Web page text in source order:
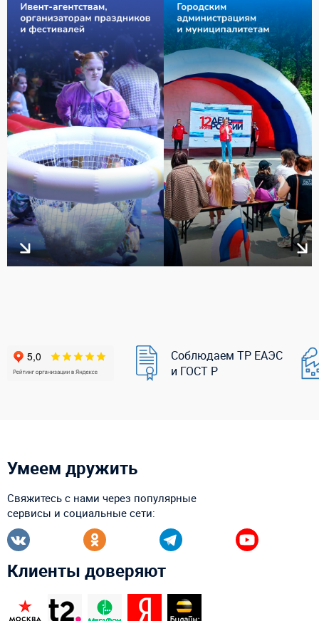
Соблюдаем ТР ЕАЭС
и ГОСТ Р
Умеем дружить
Свяжитесь с нами через популярные
сервисы и социальные сети:
Клиенты доверяют